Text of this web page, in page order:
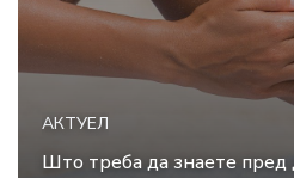
АКТУЕЛ
Што треба да знаете пред